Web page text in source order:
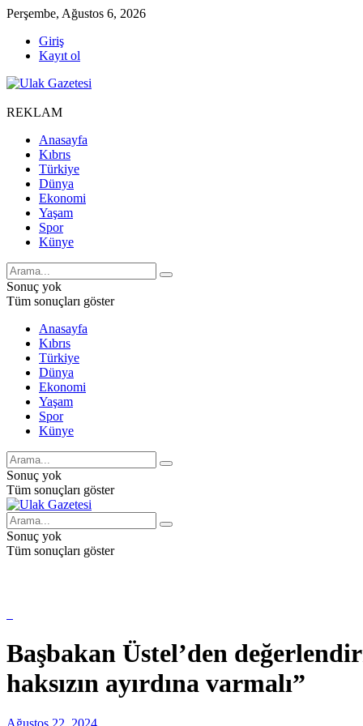
Perşembe, Ağustos 6, 2026
Giriş
Kayıt ol
REKLAM
Anasayfa
Kıbrıs
Türkiye
Dünya
Ekonomi
Yaşam
Spor
Künye
Sonuç yok
Tüm sonuçları göster
Anasayfa
Kıbrıs
Türkiye
Dünya
Ekonomi
Yaşam
Spor
Künye
Sonuç yok
Tüm sonuçları göster
Sonuç yok
Tüm sonuçları göster
Başbakan Üstel’den
haksızın ayırdına varmalı”
Ağustos 22, 2024